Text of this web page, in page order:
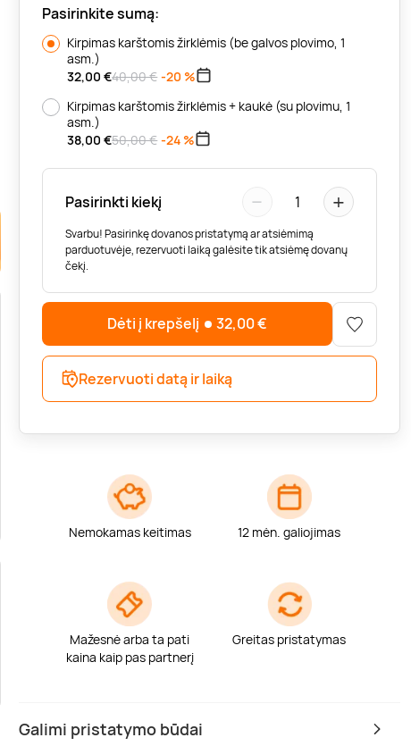
Pasirinkite sumą:
Kirpimas karštomis žirklėmis (be galvos plovimo, 1
asm.)
32,00 €40,00 € -20 %
Kirpimas karštomis žirklėmis + kaukė (su plovimu, 1
asm.)
38,00 €50,00 € -24 %
Pasirinkti kiekį − 1 +
Svarbu! Pasirinkę dovanos pristatymą ar atsiėmimą
parduotuvėje, rezervuoti laiką galėsite tik atsiėmę dovanų
čekį.
Dėti į krepšelį 32,00€
Rezervuoti datą ir laiką
Nemokamas keitimas 12 mėn. galiojimas
Mažesnė arba ta pati
kaina kaip pas partnerį
Greitas pristatymas
Galimi pristatymo būdai